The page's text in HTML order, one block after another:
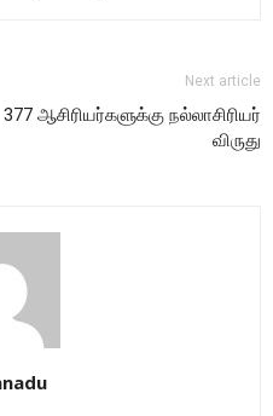
Next article
377 ஆசிரியர்களுக்கு நல்லாசிரியர்
விருது